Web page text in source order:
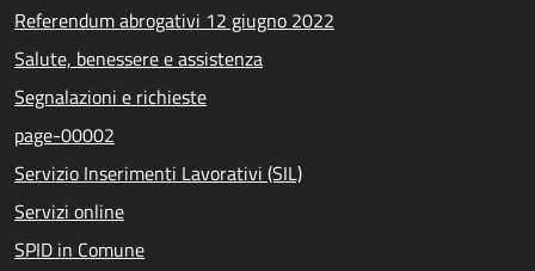
Referendum abrogativi 12 giugno 2022
Salute, benessere e assistenza
Segnalazioni e richieste
page-00002
Servizio Inserimenti Lavorativi (SIL)
Servizi online
SPID in Comune